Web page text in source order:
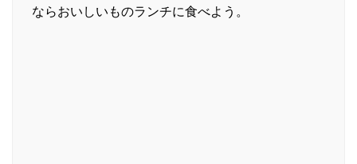
ならおいしいものランチに食べよう。